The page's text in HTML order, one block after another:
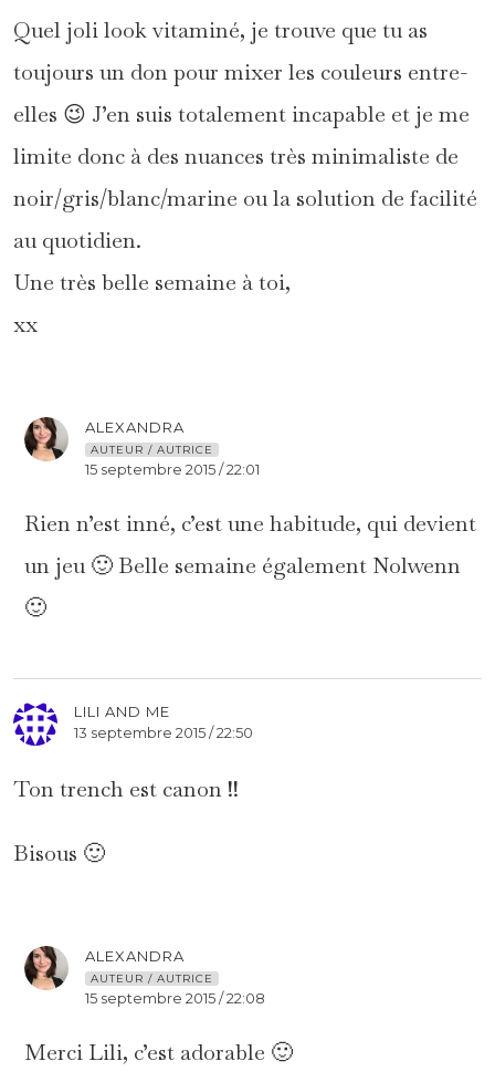
Quel joli look vitaminé, je trouve que tu as
toujours un don pour mixer les couleurs entre-
elles 😉 J’en suis totalement incapable et je me
limite donc à des nuances très minimaliste de
noir/gris/blanc/marine ou la solution de facilité
au quotidien.
Une très belle semaine à toi,
xx
ALEXANDRA
AUTEUR / AUTRICE
15 septembre 2015 / 22:01
Rien n’est inné, c’est une habitude, qui devient
un jeu 🙂 Belle semaine également Nolwenn
🙂
LILI AND ME
13 septembre 2015 / 22:50
Ton trench est canon !!
Bisous 🙂
ALEXANDRA
AUTEUR / AUTRICE
15 septembre 2015 / 22:08
Merci Lili, c’est adorable 🙂